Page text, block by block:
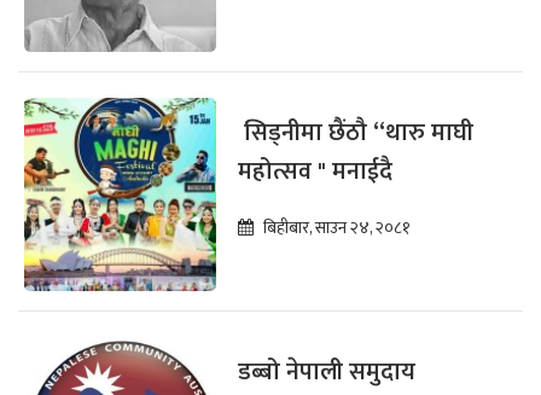
सिड्नीमा छैंठौ “थारु माघी
महोत्सव " मनाईदै
बिहीबार, साउन २४, २०८१
डब्बो नेपाली समुदाय